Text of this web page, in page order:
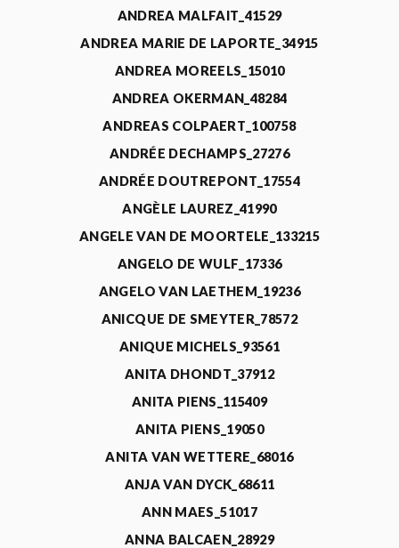
ANDREA MALFAIT_41529
ANDREA MARIE DE LAPORTE_34915
ANDREA MOREELS_15010
ANDREA OKERMAN_48284
ANDREAS COLPAERT_100758
ANDRÉE DECHAMPS_27276
ANDRÉE DOUTREPONT_17554
ANGÈLE LAUREZ_41990
ANGELE VAN DE MOORTELE_133215
ANGELO DE WULF_17336
ANGELO VAN LAETHEM_19236
ANICQUE DE SMEYTER_78572
ANIQUE MICHELS_93561
ANITA DHONDT_37912
ANITA PIENS_115409
ANITA PIENS_19050
ANITA VAN WETTERE_68016
ANJA VAN DYCK_68611
ANN MAES_51017
ANNA BALCAEN_28929